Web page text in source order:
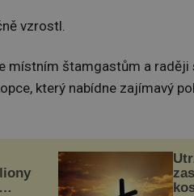
vzrostl.
místním štamgastům a raději
který nabídne zajímavý